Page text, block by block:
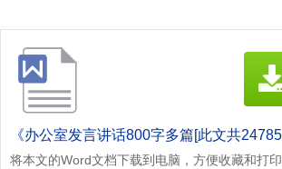
将本文的Word文档下载到电脑，方便收藏和打印